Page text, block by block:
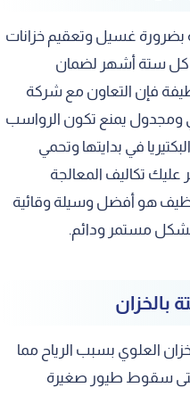
بضرورة غسيل وتعقيم خزانات
كل ستة أشهر لضمان
فإن التعاون مع شركة
ومجدول يمنع تكون الرواسب
في بدايتها وتحمي
عليك تكاليف المعالجة
هو أفضل وسيلة وقائية
بشكل مستمر ودائم.
بالخزان
العلوي بسبب الرياح مما
حتى سقوط طيور صغيرة